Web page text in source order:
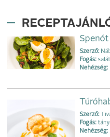
Spenót
Szerző:
Fogás:
Nehézség:
Szerző:
Fogás:
Nehézség: